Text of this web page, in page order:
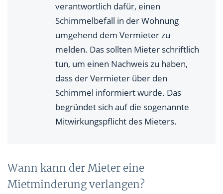
verantwortlich dafür, einen
Schimmelbefall in der Wohnung
umgehend dem Vermieter zu
melden. Das sollten Mieter schriftlich
tun, um einen Nachweis zu haben,
dass der Vermieter über den
Schimmel informiert wurde. Das
begründet sich auf die sogenannte
Mitwirkungspflicht des Mieters.
Wann kann der Mieter eine
Mietminderung verlangen?